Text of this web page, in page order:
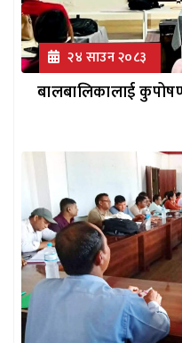
२४ साउन २०८३
बालबालिकालाई